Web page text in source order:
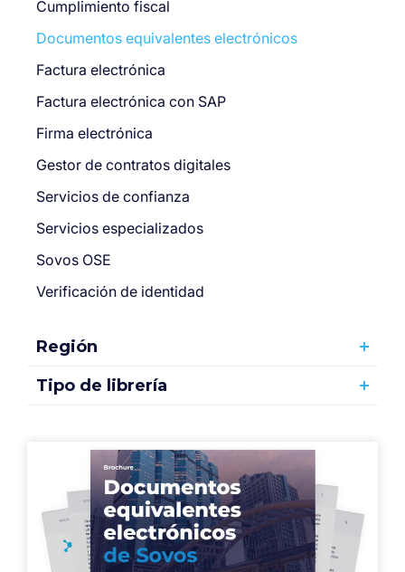
Cumplimiento fiscal
Documentos equivalentes electrónicos
Factura electrónica
Factura electrónica con SAP
Firma electrónica
Gestor de contratos digitales
Servicios de confianza
Servicios especializados
Sovos OSE
Verificación de identidad
Región
Tipo de librería